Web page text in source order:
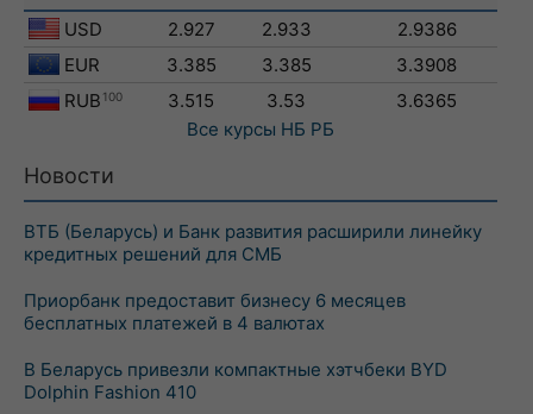
USD 2.927 2.933
2.9386
EUR
3.385 3.385
3.3908
RUB 100 3.515 3.53
3.6365
Все курсы НБ РБ
Новости
ВТБ (Беларусь) и Банк развития расширили линейку
кредитных решений для СМБ
Приорбанк предоставит бизнесу 6 месяцев
бесплатных платежей в 4 валютах
В Беларусь привезли компактные хэтчбеки BYD
Dolphin Fashion 410